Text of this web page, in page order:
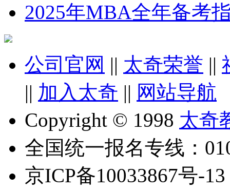
2025年MBA全年备考
公司官网 || 太奇荣誉 ||
|| 加入太奇 || 网站导航
Copyright © 1998 太奇
全国统一报名专线：
京ICP备10033867号-13